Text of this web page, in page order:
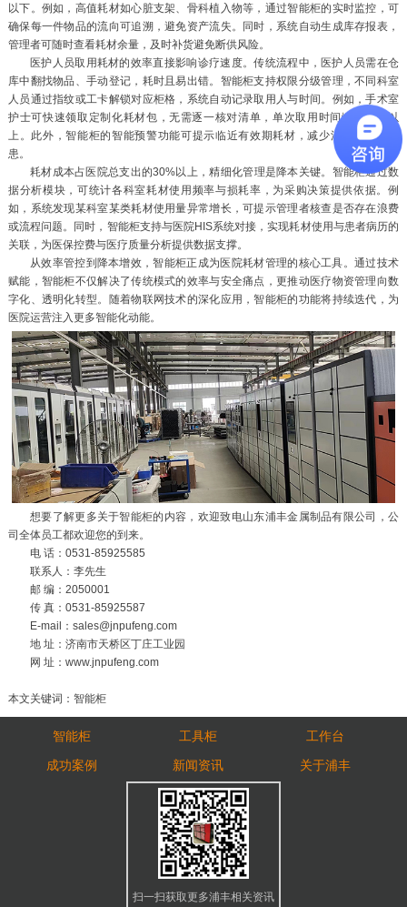
以下。例如，高值耗材如心脏支架、骨科植入物等，通过智能柜的实时监控，可
确保每一件物品的流向可追溯，避免资产流失。同时，系统自动生成库存报表，
管理者可随时查看耗材余量，及时补货避免断供风险。
医护人员取用耗材的效率直接影响诊疗速度。传统流程中，医护人员需在仓
库中翻找物品、手动登记，耗时且易出错。智能柜支持权限分级管理，不同科室
人员通过指纹或工卡解锁对应柜格，系统自动记录取用人与时间。例如，手术室
护士可快速领取定制化耗材包，无需逐一核对清单，单次取用时间缩短60%以
上。此外，智能柜的智能预警功能可提示临近有效期耗材，减少浪费与安全隐
患。
耗材成本占医院总支出的30%以上，精细化管理是降本关键。智能柜通过数
据分析模块，可统计各科室耗材使用频率与损耗率，为采购决策提供依据。例
如，系统发现某科室某类耗材使用量异常增长，可提示管理者核查是否存在浪费
或流程问题。同时，智能柜支持与医院HIS系统对接，实现耗材使用与患者病历的
关联，为医保控费与医疗质量分析提供数据支撑。
从效率管控到降本增效，智能柜正成为医院耗材管理的核心工具。通过技术
赋能，智能柜不仅解决了传统模式的效率与安全痛点，更推动医疗物资管理向数
字化、透明化转型。随着物联网技术的深化应用，智能柜的功能将持续迭代，为
医院运营注入更多智能化动能。
想要了解更多关于智能柜的内容，欢迎致电山东浦丰金属制品有限公司，公
司全体员工都欢迎您的到来。
电 话：0531-85925585
联系人：李先生
邮 编：2050001
传 真：0531-85925587
E-mail：sales@jnpufeng.com
地 址：济南市天桥区丁庄工业园
网 址：www.jnpufeng.com
本文关键词：智能柜
智能柜 工具柜
工作台
成功案例
新闻资讯 关于浦丰
扫一扫获取更多浦丰相关资讯